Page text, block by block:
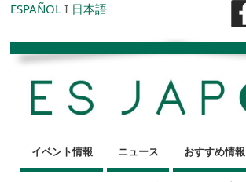
ESPAÑOL I 日本語
イベント情報 ニュース おすすめ情報